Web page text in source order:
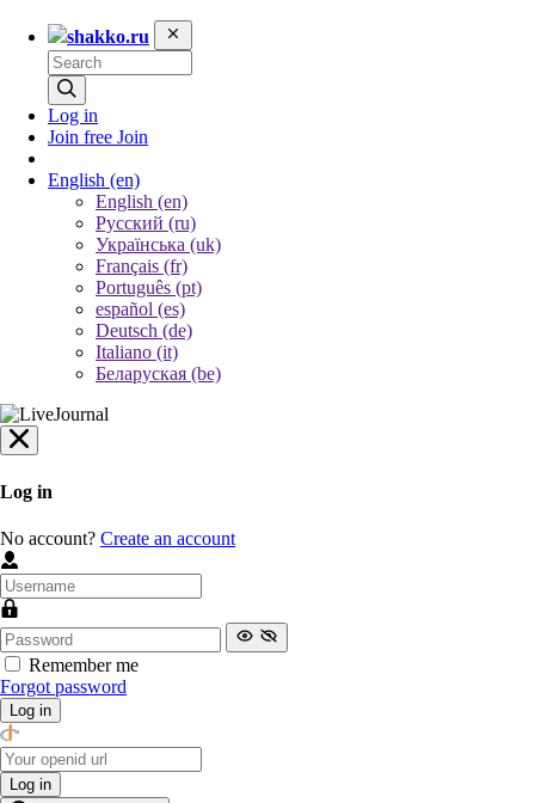
shakko.ru
Log in
Join free Join
English (en)
English (en)
Русский (ru)
Українська (uk)
Français (fr)
Português (pt)
español (es)
Deutsch (de)
Italiano (it)
Беларуская (be)
Log in
No account? Create an account
Remember me
Forgot password
Log in
Log in